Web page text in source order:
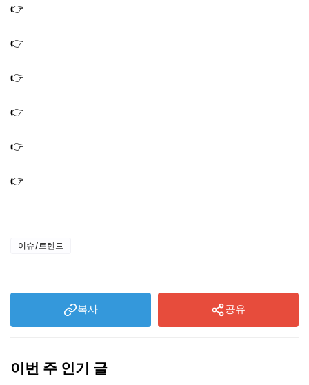
👉
👉
👉
👉
👉
👉
이슈/트렌드
복사 공유
이번 주 인기 글